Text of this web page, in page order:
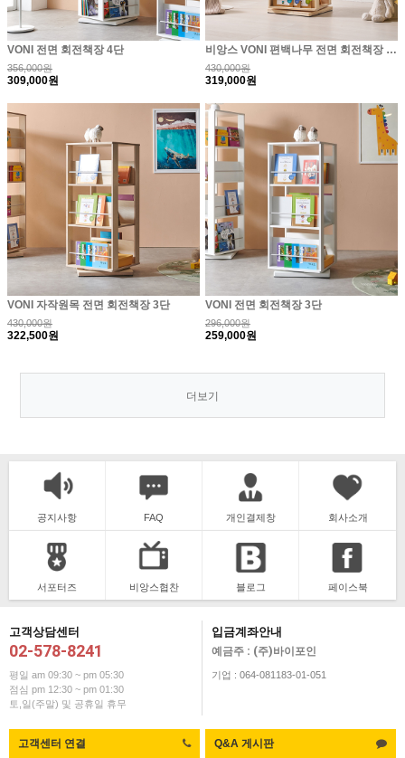
VONI 전면 회전책장 4단
356,000원
309,000원
비앙스 VONI 편백나무 전면 회전책장 3단
430,000원
319,000원
VONI 자작원목 전면 회전책장 3단
430,000원
322,500원
VONI 전면 회전책장 3단
296,000원
259,000원
더보기
공지사항 FAQ 개인결제창 회사소개
서포터즈 비앙스협찬 블로그 페이스북
고객상담센터
02-578-8241
평일 am 09:30 ~ pm 05:30
점심 pm 12:30 ~ pm 01:30
토,일(주말) 및 공휴일 휴무
입금계좌안내
예금주 : (주)바이포인
기업 : 064-081183-01-051
고객센터 연결 Q&A 게시판